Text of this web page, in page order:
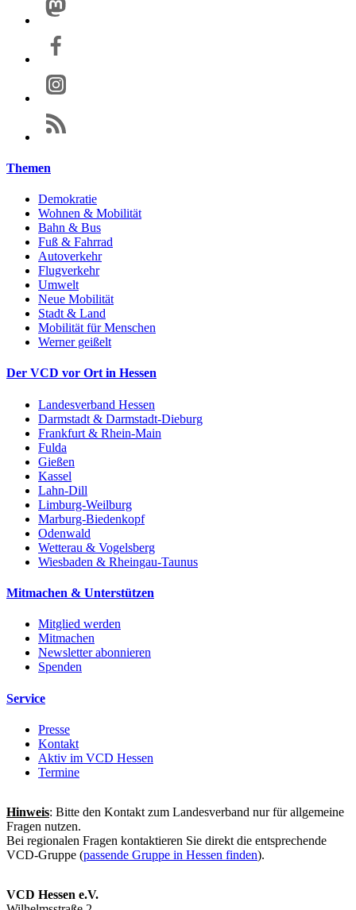
Themen
Demokratie
Wohnen & Mobilität
Bahn & Bus
Fuß & Fahrrad
Autoverkehr
Flugverkehr
Umwelt
Neue Mobilität
Stadt & Land
Mobilität für Menschen
Werner geißelt
Der VCD vor Ort in Hessen
Landesverband Hessen
Darmstadt & Darmstadt-Dieburg
Frankfurt & Rhein-Main
Fulda
Gießen
Kassel
Lahn-Dill
Limburg-Weilburg
Marburg-Biedenkopf
Odenwald
Wetterau & Vogelsberg
Wiesbaden & Rheingau-Taunus
Mitmachen & Unterstützen
Mitglied werden
Mitmachen
Newsletter abonnieren
Spenden
Service
Presse
Kontakt
Aktiv im VCD Hessen
Termine
Hinweis: Bitte den Kontakt zum Landesverband nur für allgemeine
Fragen nutzen.
Bei regionalen Fragen kontaktieren Sie direkt die entsprechende
VCD-Gruppe (passende Gruppe in Hessen finden).
VCD Hessen e.V.